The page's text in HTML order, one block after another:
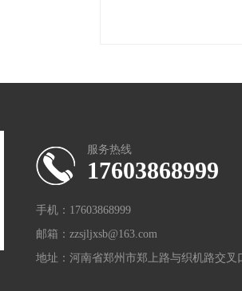
服务热线
17603868999
手机：17603868999
邮箱：zzsjljxsb@163.com
地址：河南省郑州市郑上路与织机路交叉